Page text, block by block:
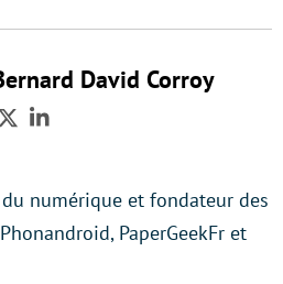
David Corroy
TwitterLinkedIn
numérique et fondateur des
PaperGeekFr et